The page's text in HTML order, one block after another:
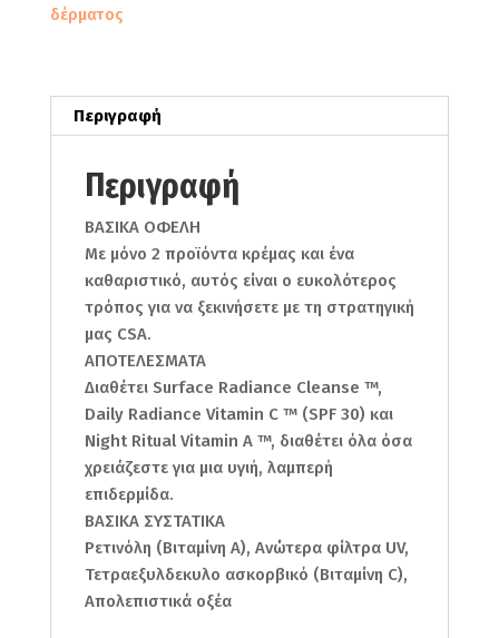
δέρματος
Περιγραφή
Περιγραφή
ΒΑΣΙΚΑ ΟΦΕΛΗ
Με μόνο 2 προϊόντα κρέμας και ένα
καθαριστικό, αυτός είναι ο ευκολότερος
τρόπος για να ξεκινήσετε με τη στρατηγική
μας CSA.
ΑΠΟΤΕΛΕΣΜΑΤΑ
Διαθέτει Surface Radiance Cleanse ™,
Daily Radiance Vitamin C ™ (SPF 30) και
Night Ritual Vitamin A ™, διαθέτει όλα όσα
χρειάζεστε για μια υγιή, λαμπερή
επιδερμίδα.
ΒΑΣΙΚΑ ΣΥΣΤΑΤΙΚΑ
Ρετινόλη (Βιταμίνη Α), Ανώτερα φίλτρα UV,
Τετραεξυλδεκυλο ασκορβικό (Βιταμίνη C),
Απολεπιστικά οξέα